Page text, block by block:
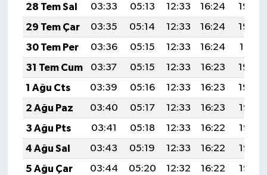
28 Tem Sal
03:33 05:13 12:33 16:24
19:43
29 Tem Çar
03:35 05:14 12:33 16:24
19:42
30 Tem Per
03:36 05:15 12:33 16:24
19:41
31 Tem Cum
03:37 05:15 12:33 16:23
19:40
1 Ağu Cts
03:39 05:16 12:33 16:23
19:39
2 Ağu Paz
03:40 05:17 12:33 16:23
19:38
3 Ağu Pts
03:41 05:18 12:33 16:22
19:37
4 Ağu Sal
03:43 05:19 12:33 16:22
19:36
5 Ağu Çar
03:44 05:20 12:32 16:22
19:35